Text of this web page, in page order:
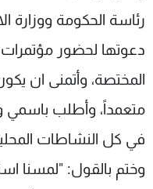
رئاسة الحكومة ووزارة
دعوتها لحضور
المختصة، وأتمنى ان
متعمداً، وأطلب باسمي
في كل النشاطات
وختم بالقول: "لمسنا